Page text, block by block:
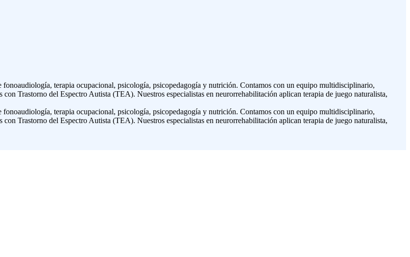
terapia ocupacional, psicología, psicopedagogía y nutrición. Contamos con un equipo multidisciplinario,
Trastorno del Espectro Autista (TEA). Nuestros especialistas en neurorrehabilitación aplican terapia de juego naturalista,
terapia ocupacional, psicología, psicopedagogía y nutrición. Contamos con un equipo multidisciplinario,
Trastorno del Espectro Autista (TEA). Nuestros especialistas en neurorrehabilitación aplican terapia de juego naturalista,